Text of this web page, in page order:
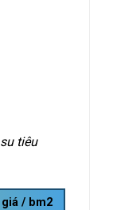
tiêu
/ bm2